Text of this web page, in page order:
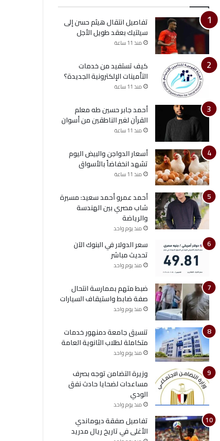
تفاصيل انتقال هيثم حسن إلى
سيلتيك بعقد طويل الأجل
منذ 11 ساعة
كيف تستفيد من خدمات
التأمينات الإلكترونية الجديدة؟
منذ 11 ساعة
أحمد جابر حسين طه معلم
القرآن لغير الناطقين من أسوان
منذ 11 ساعة
أسعار الدواجن والبيض اليوم
تشهد انخفاضاً بالأسواق
منذ 11 ساعة
أحمد عمرو أحمد سعيد: مسيرة
شاب مصري بين الهندسة
والرياضة
منذ يوم واحد
سعر الدولار في البنوك الآن
تحديث مباشر
منذ يوم واحد
ضبط متهم بممارسة انتحال
صفة ضابط واستيقاف السيارات
منذ يوم واحد
تنسيق جامعة دمنهور خدمات
متكاملة لطلاب الثانوية العامة
منذ يوم واحد
وزيرة التضامن توجه بصرف
مساعدات لضحايا حادث نفق
الودي
منذ يوم واحد
تفاصيل صفقة ديوماندي
الأغلى في تاريخ ريال مدريد